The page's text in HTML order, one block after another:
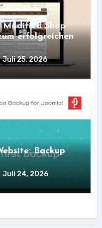
Shop
erfolgreichen
Juli 25, 2026
Backup
Juli 24, 2026